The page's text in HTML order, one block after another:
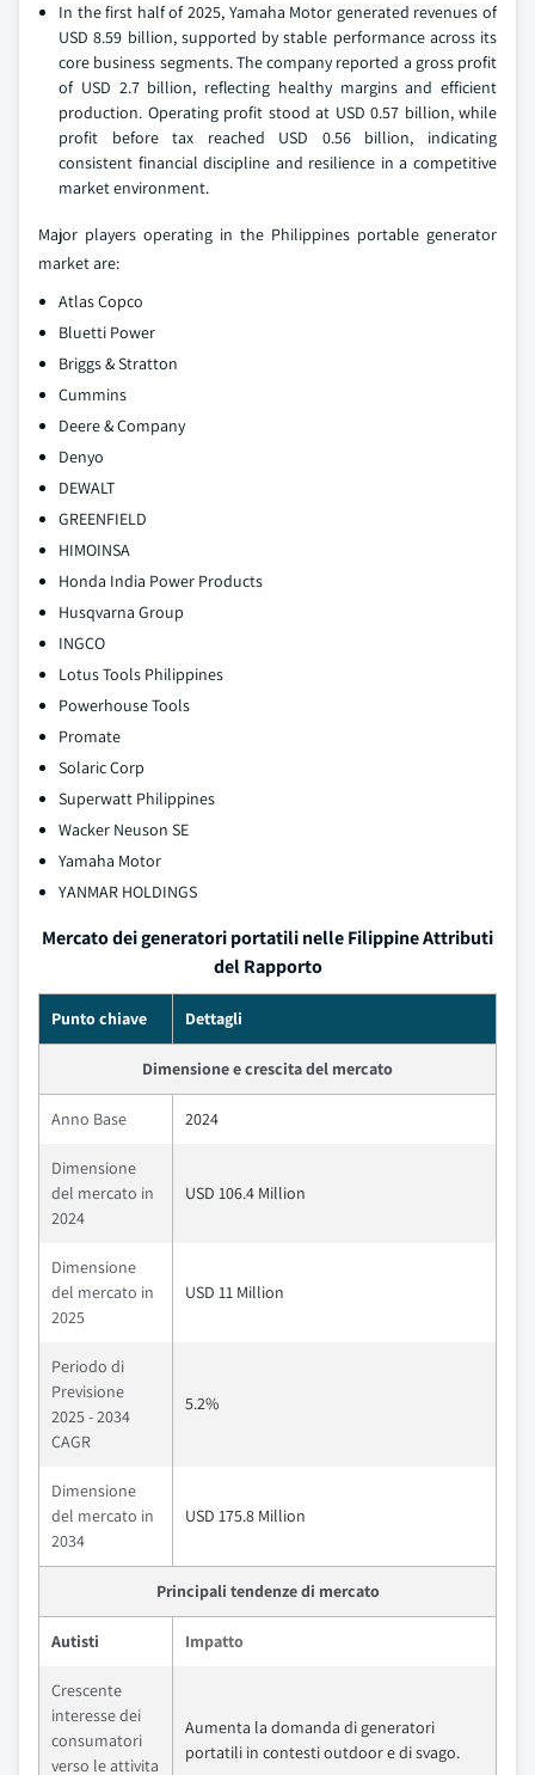
In the first half of 2025, Yamaha Motor generated revenues of
USD 8.59 billion, supported by stable performance across its
core business segments. The company reported a gross profit
of USD 2.7 billion, reflecting healthy margins and efficient
production. Operating profit stood at USD 0.57 billion, while
profit before tax reached USD 0.56 billion, indicating
consistent financial discipline and resilience in a competitive
market environment.
Major players operating in the Philippines portable generator
market are:
Atlas Copco
Bluetti Power
Briggs & Stratton
Cummins
Deere & Company
Denyo
DEWALT
GREENFIELD
HIMOINSA
Honda India Power Products
Husqvarna Group
INGCO
Lotus Tools Philippines
Powerhouse Tools
Promate
Solaric Corp
Superwatt Philippines
Wacker Neuson SE
Yamaha Motor
YANMAR HOLDINGS
Mercato dei generatori portatili nelle Filippine Attributi
del Rapporto
Punto chiave Dettagli
Dimensione e crescita del mercato
Anno Base 2024
Dimensione
del mercato in
2024
USD 106.4 Million
Dimensione
del mercato in
2025
USD 11 Million
Periodo di
Previsione
2025 - 2034
CAGR
5.2%
Dimensione
del mercato in
2034
USD 175.8 Million
Principali tendenze di mercato
Autisti Impatto
Crescente
interesse dei
consumatori
verso le attivita
Aumenta la domanda di generatori
portatili in contesti outdoor e di svago.